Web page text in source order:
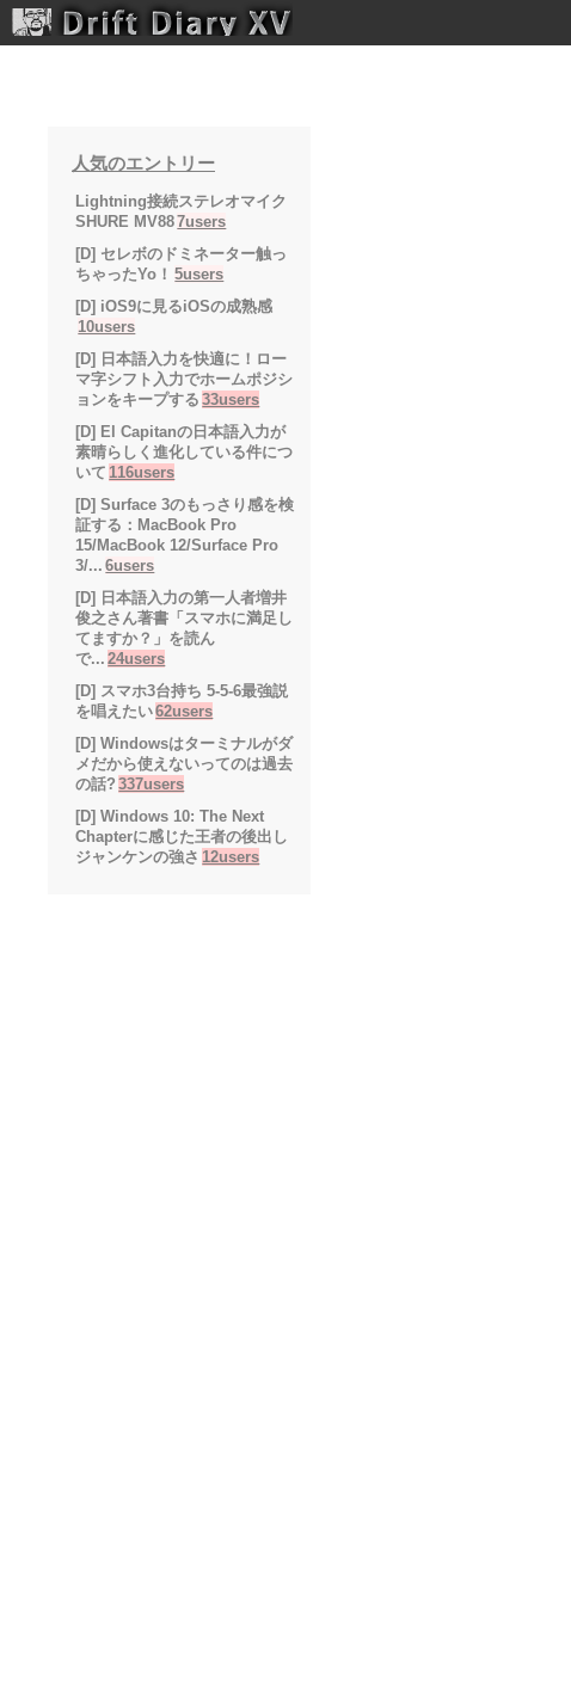
Drift Diary XV
人気のエントリー
Lightning接続ステレオマイク
SHURE MV887users
[D] セレボのドミネーター触っ
ちゃったYo！ 5users
[D] iOS9に見るiOSの成熟感
10users
[D] 日本語入力を快適に！ロー
マ字シフト入力でホームポジシ
ョンをキープする 33users
[D] El Capitanの日本語入力が
素晴らしく進化している件につ
いて 116users
[D] Surface 3のもっさり感を検
証する：MacBook Pro
15/MacBook 12/Surface Pro
3/... 6users
[D] 日本語入力の第一人者増井
俊之さん著書「スマホに満足し
てますか？」を読ん
で... 24users
[D] スマホ3台持ち 5-5-6最強説
を唱えたい62users
[D] Windowsはターミナルがダ
メだから使えないってのは過去
の話? 337users
[D] Windows 10: The Next
Chapterに感じた王者の後出し
ジャンケンの強さ 12users